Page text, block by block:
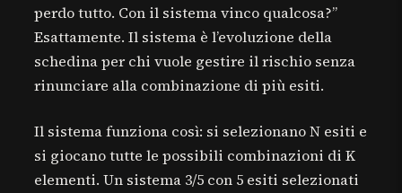
perdo tutto. Con il sistema vinco qualcosa?”
Esattamente. Il sistema è l’evoluzione della
schedina per chi vuole gestire il rischio senza
rinunciare alla combinazione di più esiti.
Il sistema funziona così: si selezionano N esiti e
si giocano tutte le possibili combinazioni di K
elementi. Un sistema 3/5 con 5 esiti selezionati